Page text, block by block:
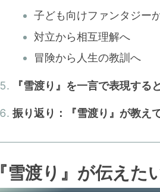
子ども向けファンタジー
対立から相互理解へ
冒険から人生の教訓へ
『雪渡り』を一言で表現する
振り返り：『雪渡り』が教え
『雪渡り』が伝えた